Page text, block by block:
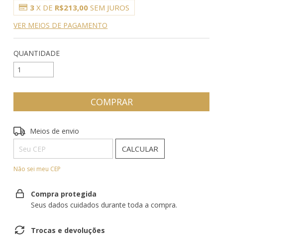
3 X DE R$213,00 SEM JUROS
VER MEIOS DE PAGAMENTO
QUANTIDADE
Entregas para o CEP:
Meios de envio
CALCULAR
Não sei meu CEP
Compra protegida
Seus dados cuidados durante toda a compra.
Trocas e devoluções